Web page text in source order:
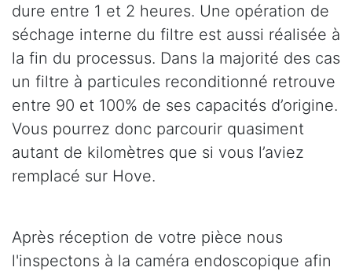
dure entre 1 et 2 heures. Une opération de
séchage interne du filtre est aussi réalisée à
la fin du processus. Dans la majorité des cas
un filtre à particules reconditionné retrouve
entre 90 et 100% de ses capacités d’origine.
Vous pourrez donc parcourir quasiment
autant de kilomètres que si vous l’aviez
remplacé sur Hove.
Après réception de votre pièce nous
l'inspectons à la caméra endoscopique afin